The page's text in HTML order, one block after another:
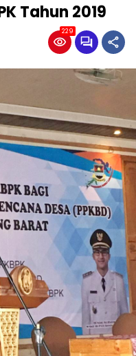
Tahun 2019
229